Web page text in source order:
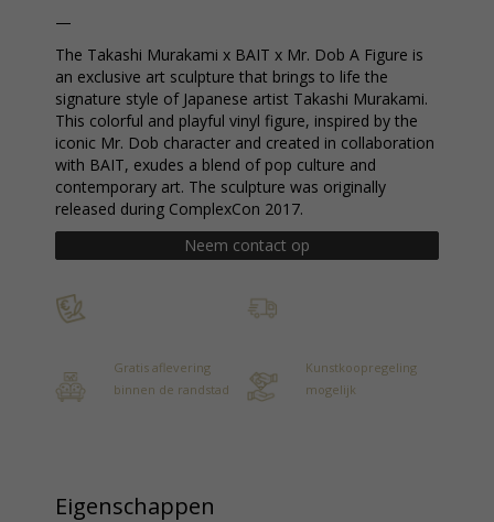
—
The Takashi Murakami x BAIT x Mr. Dob A Figure is
an exclusive art sculpture that brings to life the
signature style of Japanese artist Takashi Murakami.
This colorful and playful vinyl figure, inspired by the
iconic Mr. Dob character and created in collaboration
with BAIT, exudes a blend of pop culture and
contemporary art. The sculpture was originally
released during ComplexCon 2017.
Neem contact op
Gratis aflevering
binnen de randstad
Kunstkoopregeling
mogelijk
Eigenschappen